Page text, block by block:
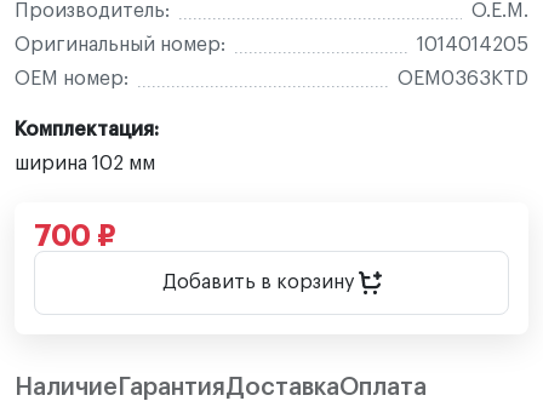
Производитель:
O.E.M.
Оригинальный номер:
1014014205
OEM номер:
OEM0363KTD
Комплектация:
ширина 102 мм
700 ₽
Добавить в корзину
Наличие ГарантияДоставкаОплата